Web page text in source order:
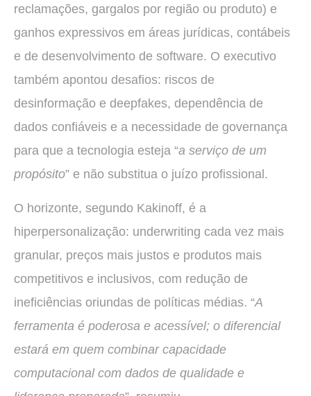
reclamações, gargalos por região ou produto) e
ganhos expressivos em áreas jurídicas, contábeis
e de desenvolvimento de software. O executivo
também apontou desafios: riscos de
desinformação e deepfakes, dependência de
dados confiáveis e a necessidade de governança
para que a tecnologia esteja “a serviço de um
propósito” e não substitua o juízo profissional.
O horizonte, segundo Kakinoff, é a
hiperpersonalização: underwriting cada vez mais
granular, preços mais justos e produtos mais
competitivos e inclusivos, com redução de
ineficiências oriundas de políticas médias. “A
ferramenta é poderosa e acessível; o diferencial
estará em quem combinar capacidade
computacional com dados de qualidade e